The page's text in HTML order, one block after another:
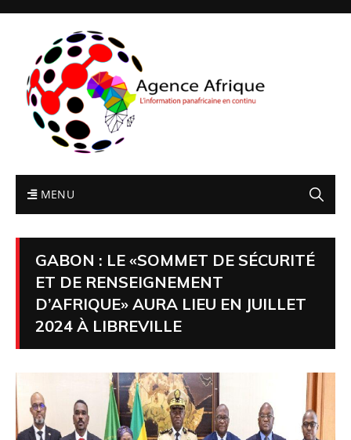
MENU
GABON : LE «SOMMET DE SÉCURITÉ
ET DE RENSEIGNEMENT
D’AFRIQUE» AURA LIEU EN JUILLET
2024 À LIBREVILLE